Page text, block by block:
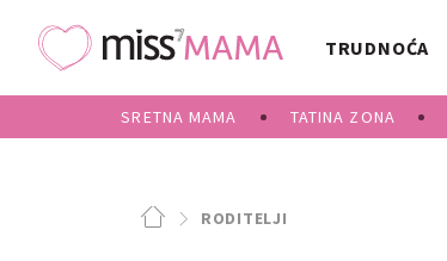
TRUDNOĆA
SRETNA MAMA TATINA ZONA
RODITELJI